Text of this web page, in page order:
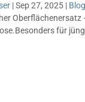
|Sep 27, 2025 | Blog
Oberflächenersatz
für